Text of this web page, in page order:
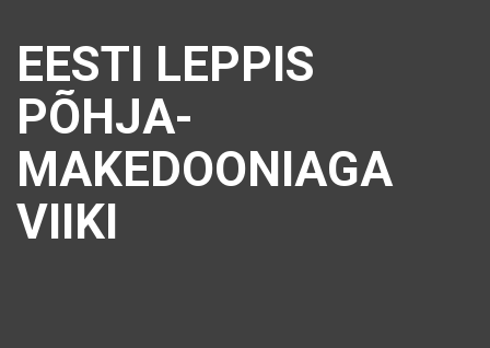
EESTI LEPPIS
PÕHJA-
MAKEDOONIAGA
VIIKI